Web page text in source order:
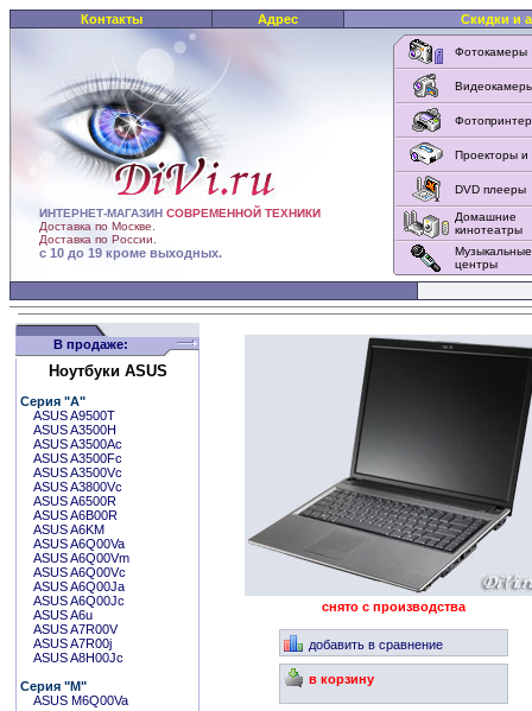
Контакты Адрес Скидки и
ИНТЕРНЕТ-МАГАЗИН СОВРЕМЕННОЙ ТЕХНИКИ
Доставка по Москве.
Доставка по России.
с 10 до 19 кроме выходных.
Фотокамеры
Проекторы и
DVD плееры
Домашние
кинотеатры
Музыкальные
центры
В продаже:
Ноутбуки ASUS
Серия "A"
ASUS A9500T
ASUS A3500H
ASUS A3500Ac
ASUS A3500Fc
ASUS A3500Vc
ASUS A3800Vc
ASUS A6500R
ASUS A6B00R
ASUS A6KM
ASUS A6Q00Va
ASUS A6Q00Vm
ASUS A6Q00Vc
ASUS A6Q00Ja
ASUS A6Q00Jc
ASUS A6u
ASUS A7R00V
ASUS A7R00j
ASUS A8H00Jc
Серия "M"
ASUS M6Q00Va
снято с производства
добавить в сравнение
в корзину